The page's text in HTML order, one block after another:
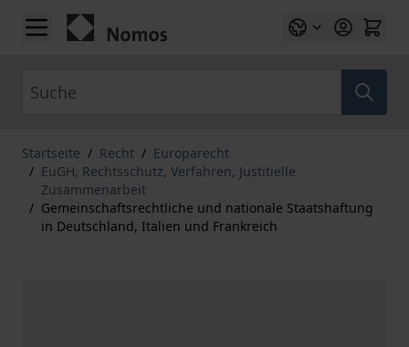
Zum Inhalt springen
Startseite / Recht / Europarecht
/ EuGH, Rechtsschutz, Verfahren, Justitielle
Zusammenarbeit
/ Gemeinschaftsrechtliche und nationale Staatshaftung
in Deutschland, Italien und Frankreich